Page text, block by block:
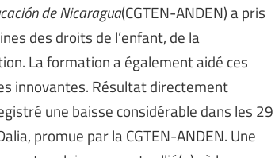
de Nicaragua(CGTEN-ANDEN) a pris
des droits de l’enfant, de la
La formation a également aidé ces
innovantes. Résultat directement
une baisse considérable dans les 29
promue par la CGTEN-ANDEN. Une